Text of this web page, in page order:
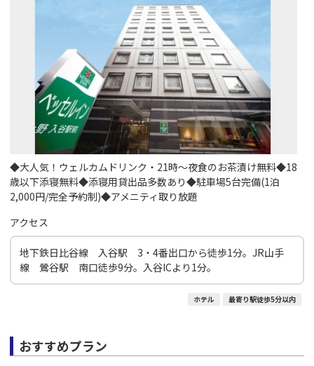
◆大人気！ウェルカムドリンク・21時～夜食のお茶漬け無料◆18
歳以下添寝無料◆添寝用貸出品多数あり◆駐車場5台完備(1泊
2,000円/完全予約制)◆アメニティ取り放題
アクセス
地下鉄日比谷線 入谷駅 3・4番出口から徒歩1分。JR山手
線 鶯谷駅 南口徒歩9分。入谷ICより1分。
ホテル 最寄り駅徒歩5分以内
おすすめプラン